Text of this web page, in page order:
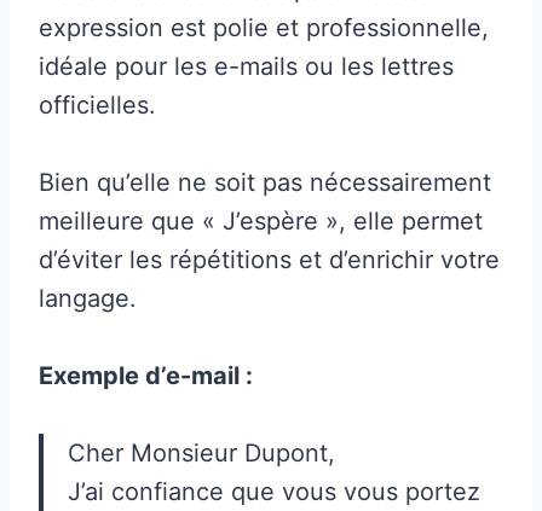
expression est polie et professionnelle,
idéale pour les e-mails ou les lettres
officielles.
Bien qu’elle ne soit pas nécessairement
meilleure que « J’espère », elle permet
d’éviter les répétitions et d’enrichir votre
langage.
Exemple d’e-mail :
Cher Monsieur Dupont,
J’ai confiance que vous vous portez